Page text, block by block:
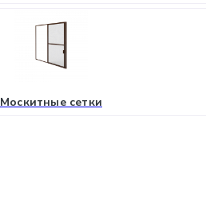
Москитные сетки